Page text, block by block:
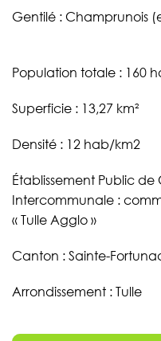
Gentilé : Champrunois
Population totale : 160
Superficie : 13,27 km²
Densité : 12 hab/km2
Établissement Public
Intercommunale :
« Tulle Agglo »
Canton : Sainte-
Arrondissement : Tulle